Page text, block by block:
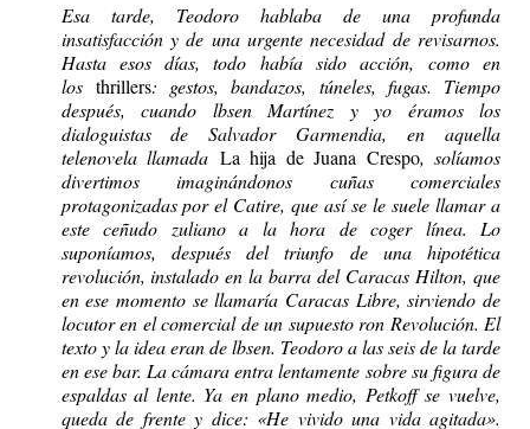
Esa tarde, Teodoro hablaba de una profunda
insatisfacción y de una urgente necesidad de revisarnos.
Hasta esos días, todo había sido acción, como en
los thrillers: gestos, bandazos, túneles, fugas. Tiempo
después, cuando lbsen Martínez y yo éramos los
dialoguistas de Salvador Garmendia, en aquella
telenovela llamada La hija de Juana Crespo, solíamos
divertimos imaginándonos cuñas comerciales
protagonizadas por el Catire, que así se le suele llamar a
este ceñudo zuliano a la hora de coger línea. Lo
suponíamos, después del triunfo de una hipotética
revolución, instalado en la barra del Caracas Hilton, que
en ese momento se llamaría Caracas Libre, sirviendo de
locutor en el comercial de un supuesto ron Revolución. El
texto y la idea eran de lbsen. Teodoro a las seis de la tarde
en ese bar. La cámara entra lentamente sobre su figura de
espaldas al lente. Ya en plano medio, Petkoff se vuelve,
queda de frente y dice: «He vivido una vida agitada».